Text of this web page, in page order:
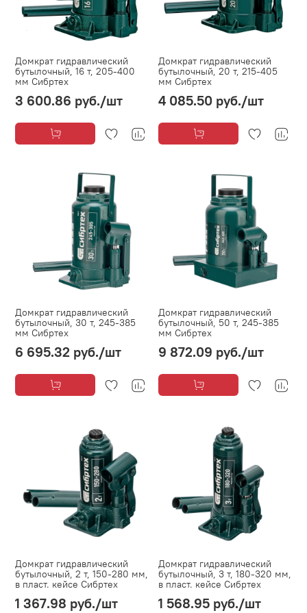
Домкрат гидравлический
бутылочный, 16 т, 205-400
мм Сибртех
3 600.86 руб./шт
Домкрат гидравлический
бутылочный, 20 т, 215-405
мм Сибртех
4 085.50 руб./шт
Домкрат гидравлический
бутылочный, 30 т, 245-385
мм Сибртех
6 695.32 руб./шт
Домкрат гидравлический
бутылочный, 50 т, 245-385
мм Сибртех
9 872.09 руб./шт
Домкрат гидравлический
бутылочный, 2 т, 150-280 мм,
в пласт. кейсе Сибртех
1 367.98 руб./шт
Домкрат гидравлический
бутылочный, 3 т, 180-320 мм,
в пласт. кейсе Сибртех
1 568.95 руб./шт